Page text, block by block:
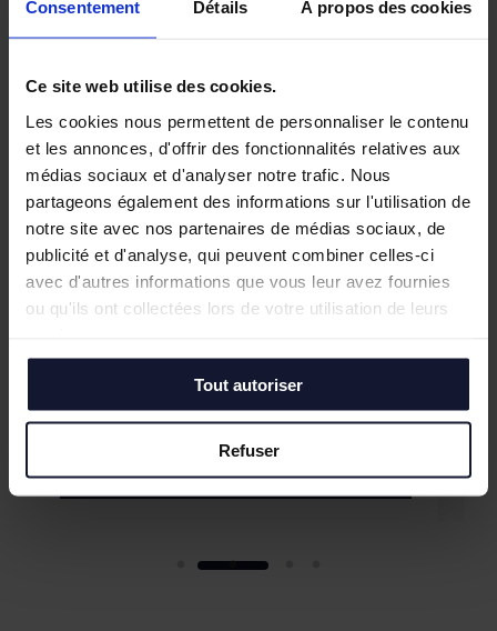
Consentement Détails À propos des cookies
Ce site web utilise des cookies.
Les cookies nous permettent de personnaliser le contenu
et les annonces, d'offrir des fonctionnalités relatives aux
médias sociaux et d'analyser notre trafic. Nous
partageons également des informations sur l'utilisation de
notre site avec nos partenaires de médias sociaux, de
publicité et d'analyse, qui peuvent combiner celles-ci
avec d'autres informations que vous leur avez fournies
ou qu'ils ont collectées lors de votre utilisation de leurs
Tout autoriser
Refuser
3 482 m²